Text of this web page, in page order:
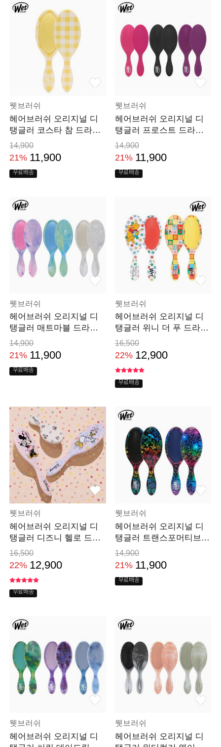
웻브러쉬
헤어브러쉬 오리지널 디
탱글러 코스타 참 드라이
머리 빗
14,900
21% 11,900
무료배송
웻브러쉬
헤어브러쉬 오리지널 디
탱글러 프로스트 드라이
머리 빗
14,900
21% 11,900
무료배송
웻브러쉬
헤어브러쉬 오리지널 디
탱글러 매트마블 드라이
머리 빗
14,900
21% 11,900
무료배송
웻브러쉬
헤어브러쉬 오리지널 디
탱글러 위니 더 푸 드라이
머리 빗
16,500
22% 12,900
무료배송
웻브러쉬
헤어브러쉬 오리지널 디
탱글러 디즈니 헬로 드라
이 머리 빗
16,500
22% 12,900
무료배송
웻브러쉬
헤어브러쉬 오리지널 디
탱글러 트랜스포머티브
드라이 머리 빗
14,900
21% 11,900
무료배송
웻브러쉬
헤어브러쉬 오리지널 디
웻브러쉬
헤어브러쉬 오리지널 디